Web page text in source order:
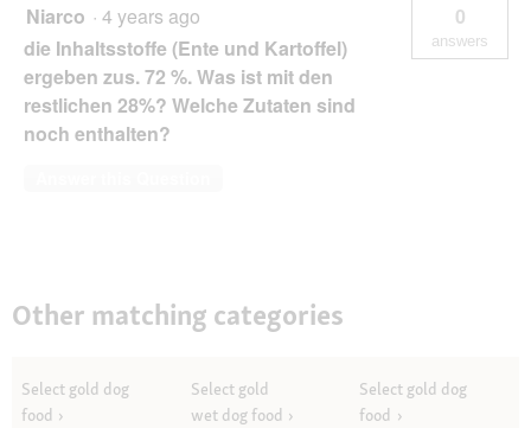
Niarco · 4 years ago
die Inhaltsstoffe (Ente und Kartoffel)
ergeben zus. 72 %. Was ist mit den
restlichen 28%? Welche Zutaten sind
noch enthalten?
0
answers
Other matching categories
Select gold dog
food
Select gold
wet dog food
Select gold dog
food